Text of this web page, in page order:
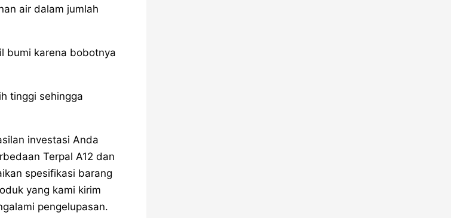
air dalam jumlah
bumi karena bobotnya
tinggi sehingga
investasi Anda
Terpal A12 dan
spesifikasi barang
yang kami kirim
pengelupasan.